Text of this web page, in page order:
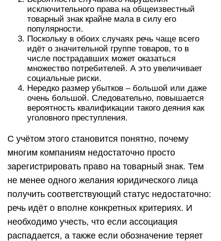
исключительного права на общеизвестный
товарный знак крайне мала в силу его
популярности.
Поскольку в обоих случаях речь чаще всего
идёт о значительной группе товаров, то в
числе пострадавших может оказаться
множество потребителей. А это увеличивает
социальные риски.
Нередко размер убытков – большой или даже
очень большой. Следовательно, повышается
вероятность квалификации такого деяния как
уголовного преступления.
С учётом этого становится понятно, почему
многим компаниям недостаточно просто
зарегистрировать право на товарный знак. Тем
не менее одного желания юридического лица
получить соответствующий статус недостаточно:
речь идёт о вполне конкретных критериях. И
необходимо учесть, что если ассоциация
распадается, а также если обозначение теряет